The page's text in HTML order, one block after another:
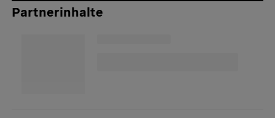
Partnerinhalte